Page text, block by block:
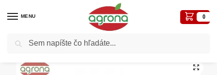
MENU 0
Domov Zavlažovací program / Spojka 20mm 1/2″ F PN16 na PE